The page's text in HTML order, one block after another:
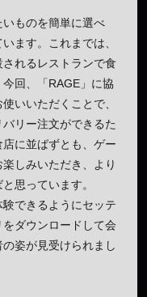
いものを簡単に選べ
ます。これまでは、
れるレストランで食
回、「RAGE」に協
いいただくことで、
リー注文ができるた
に並ばずとも、ゲー
しみいただき、より
思っています。
できるようにセッテ
ダウンロードして会
姿が見受けられまし